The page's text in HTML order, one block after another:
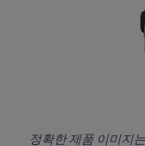
정확한 제품 이미지